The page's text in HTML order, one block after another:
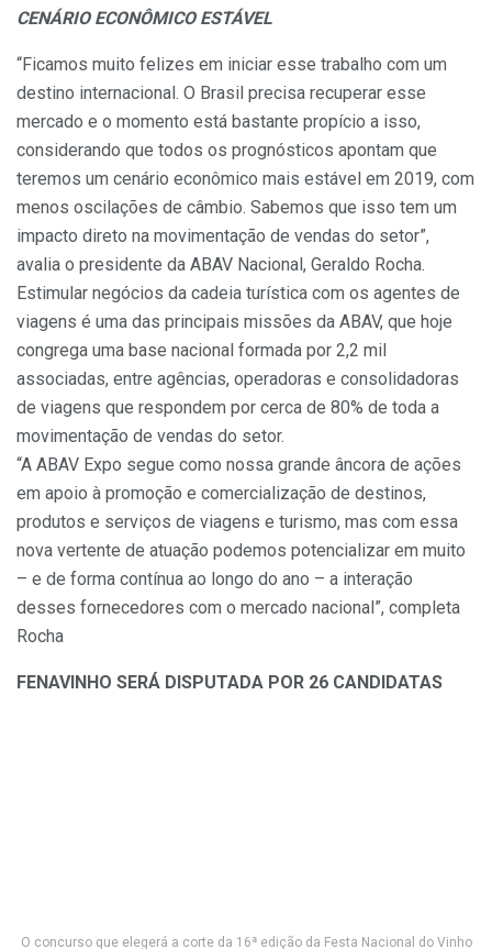
CENÁRIO ECONÔMICO ESTÁVEL
“Ficamos muito felizes em iniciar esse trabalho com um
destino internacional. O Brasil precisa recuperar esse
mercado e o momento está bastante propício a isso,
considerando que todos os prognósticos apontam que
teremos um cenário econômico mais estável em 2019, com
menos oscilações de câmbio. Sabemos que isso tem um
impacto direto na movimentação de vendas do setor”,
avalia o presidente da ABAV Nacional, Geraldo Rocha.
Estimular negócios da cadeia turística com os agentes de
viagens é uma das principais missões da ABAV, que hoje
congrega uma base nacional formada por 2,2 mil
associadas, entre agências, operadoras e consolidadoras
de viagens que respondem por cerca de 80% de toda a
movimentação de vendas do setor.
“A ABAV Expo segue como nossa grande âncora de ações
em apoio à promoção e comercialização de destinos,
produtos e serviços de viagens e turismo, mas com essa
nova vertente de atuação podemos potencializar em muito
– e de forma contínua ao longo do ano – a interação
desses fornecedores com o mercado nacional”, completa
Rocha
FENAVINHO SERÁ DISPUTADA POR 26 CANDIDATAS
O concurso que elegerá a corte da 16ª edição da Festa Nacional do Vinho